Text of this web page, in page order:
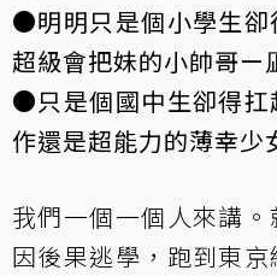
●明明只是個小學生卻
超級會把妹的小帥哥ー
●只是個國中生卻得扛
作還是超能力的薄幸少
我們一個一個人來講
因後果逃學，跑到東